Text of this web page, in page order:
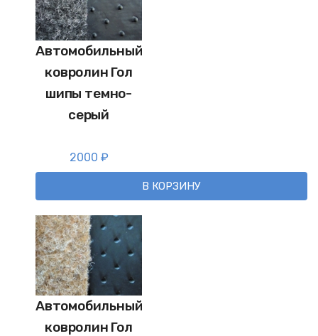
Автомобильный
ковролин Гол
шипы темно-
серый
2000 ₽
В КОРЗИНУ
Автомобильный
ковролин Гол